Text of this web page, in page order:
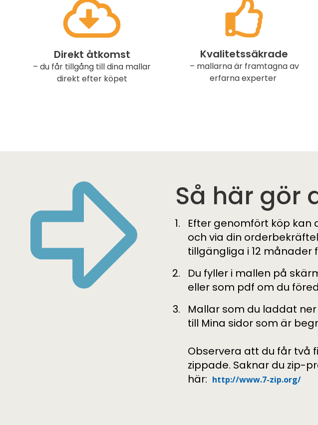
Direkt åtkomst
– du får tillgång till dina mallar
direkt efter köpet
Kvalitetssäkrade
– mallarna är framtagna av
erfarna experter
Så här gör
Efter genomfört köp kan
och via din
tillgängliga i 12 månader
Du fyller i mallen på
eller som pdf om du
Mallar som du laddat
till Mina sidor som är
Observera att du får två
zippade. Saknar du zip-
här: http://www.7-zip.org/